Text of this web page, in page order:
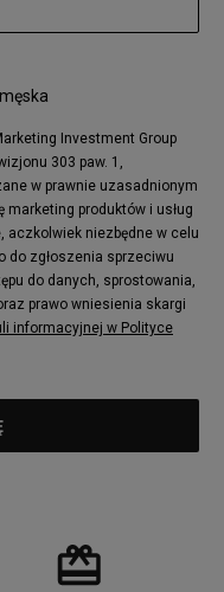
Investment Group
303 paw. 1,
w prawnie uzasadnionym
produktów i usług
aczkolwiek niezbędne w celu
do zgłoszenia sprzeciwu
do danych, sprostowania,
prawo wniesienia skargi
informacyjnej w Polityce